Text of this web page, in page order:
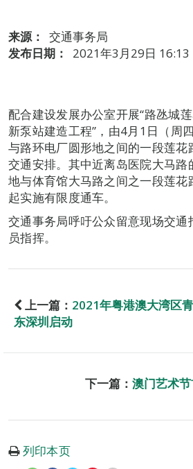
来源：
交通事务局
发布日期：
2021年3月29日 16:13
配合建设发展办公室开展“路氹城
新泵站建造工程”，由4月1日（周
与路环电厂圆形地之间的一段莲花
交通安排。其中近离岛医院大马路
地与体育馆大马路之间之一段莲花
起实施有限度通车。
交通事务局呼吁公众留意现场交通
员指挥。
上一篇： 2021年粤港澳大湾区
东深圳启动
下一篇： 澳门艺术
列印本页